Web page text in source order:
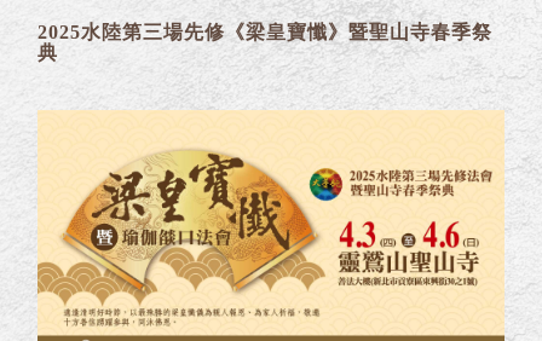
2025水陸第三場先修《梁皇寶懺》暨聖山寺春季祭
典